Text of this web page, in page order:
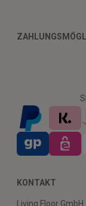
KONTAKT
Living Floor GmbH